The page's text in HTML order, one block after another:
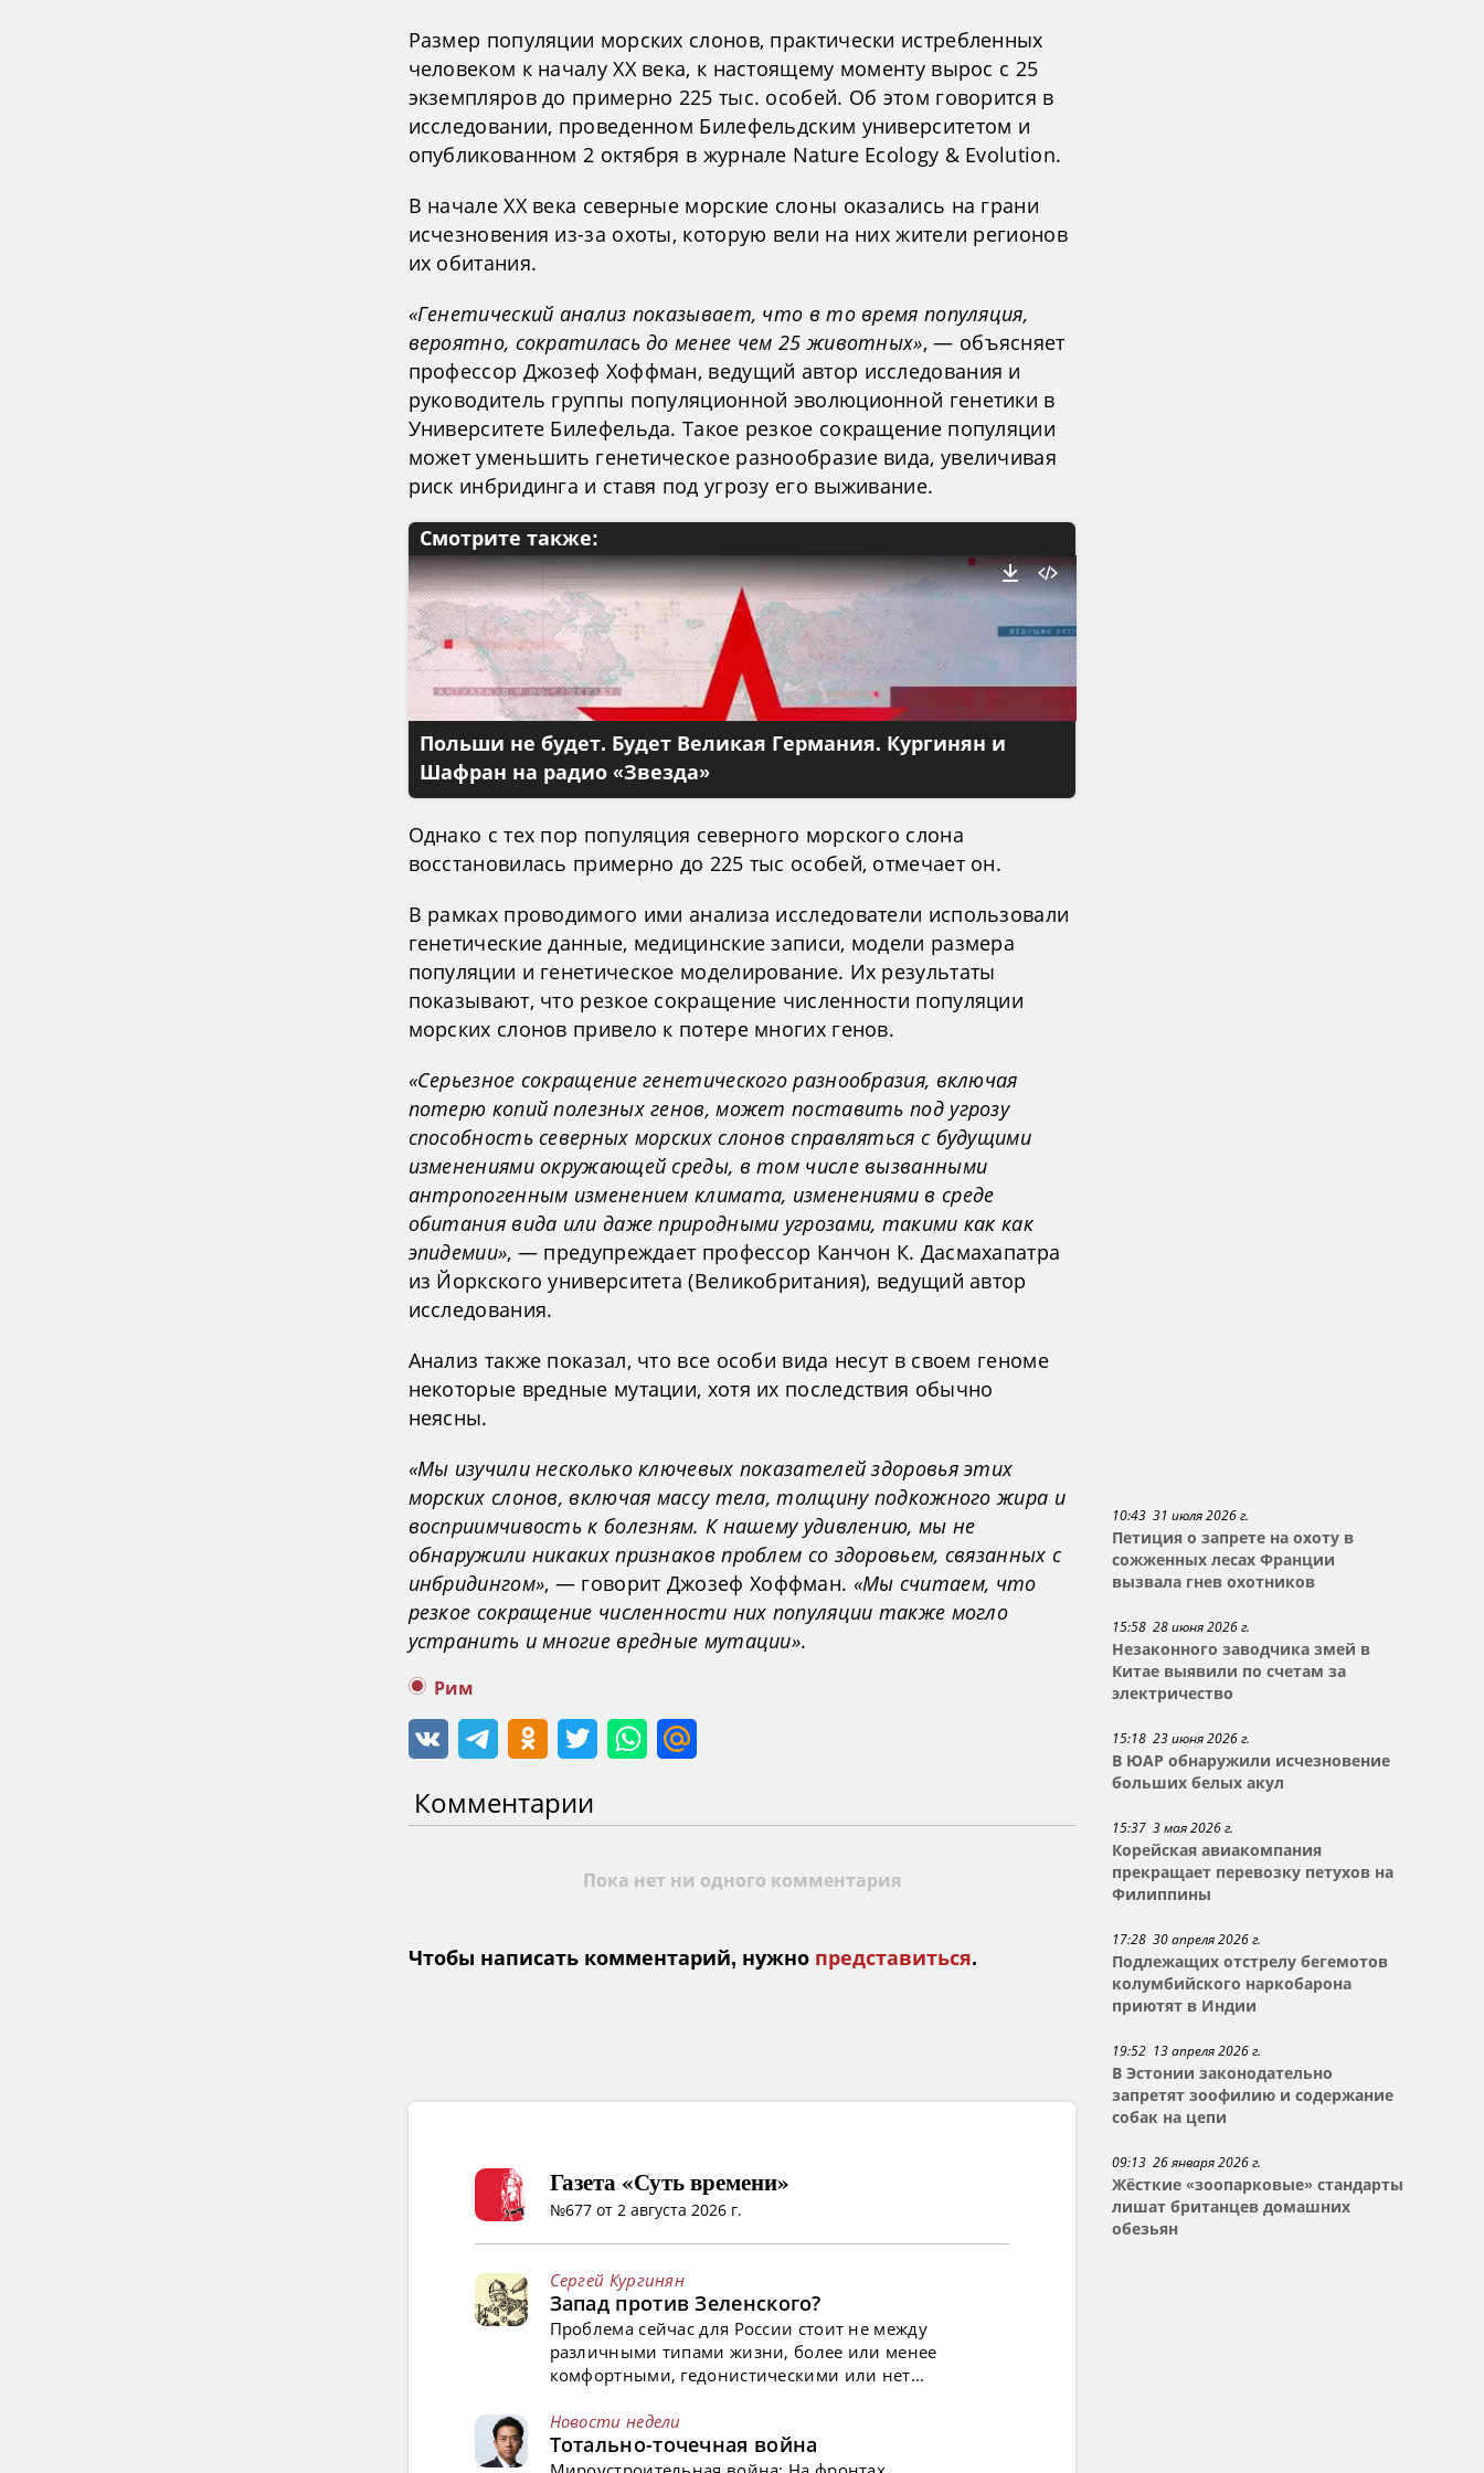
Размер популяции морских слонов, практически истребленных
человеком к началу ХХ века, к настоящему моменту вырос с 25
экземпляров до примерно 225 тыс. особей. Об этом говорится в
исследовании, проведенном Билефельдским университетом и
опубликованном 2 октября в журнале Nature Ecology & Evolution.
В начале ХХ века северные морские слоны оказались на грани
исчезновения из-за охоты, которую вели на них жители регионов
их обитания.
«Генетический анализ показывает, что в то время популяция,
вероятно, сократилась до менее чем 25 животных», — объясняет
профессор Джозеф Хоффман, ведущий автор исследования и
руководитель группы популяционной эволюционной генетики в
Университете Билефельда. Такое резкое сокращение популяции
может уменьшить генетическое разнообразие вида, увеличивая
риск инбридинга и ставя под угрозу его выживание.
Смотрите также:
Польши не будет. Будет Великая Германия. Кургинян и
Шафран на радио «Звезда»
Однако с тех пор популяция северного морского слона
восстановилась примерно до 225 тыс особей, отмечает он.
В рамках проводимого ими анализа исследователи использовали
генетические данные, медицинские записи, модели размера
популяции и генетическое моделирование. Их результаты
показывают, что резкое сокращение численности популяции
морских слонов привело к потере многих генов.
«Серьезное сокращение генетического разнообразия, включая
потерю копий полезных генов, может поставить под угрозу
способность северных морских слонов справляться с будущими
изменениями окружающей среды, в том числе вызванными
антропогенным изменением климата, изменениями в среде
обитания вида или даже природными угрозами, такими как как
эпидемии», — предупреждает профессор Канчон К. Дасмахапатра
из Йоркского университета (Великобритания), ведущий автор
исследования.
Анализ также показал, что все особи вида несут в своем геноме
некоторые вредные мутации, хотя их последствия обычно
неясны.
«Мы изучили несколько ключевых показателей здоровья этих
морских слонов, включая массу тела, толщину подкожного жира и
восприимчивость к болезням. К нашему удивлению, мы не
обнаружили никаких признаков проблем со здоровьем, связанных с
инбридингом», — говорит Джозеф Хоффман. «Мы считаем, что
резкое сокращение численности них популяции также могло
устранить и многие вредные мутации».
Рим
Комментарии
Пока нет ни одного комментария
Чтобы написать комментарий, нужно представиться.
10:43 31 июля 2026 г.
Петиция о запрете на охоту в
сожженных лесах Франции
вызвала гнев охотников
15:58 28 июня 2026 г.
Незаконного заводчика змей в
Китае выявили по счетам за
электричество
15:18 23 июня 2026 г.
В ЮАР обнаружили исчезновение
больших белых акул
15:37 3 мая 2026 г.
Корейская авиакомпания
прекращает перевозку петухов на
Филиппины
17:28 30 апреля 2026 г.
Подлежащих отстрелу бегемотов
колумбийского наркобарона
приютят в Индии
19:52 13 апреля 2026 г.
В Эстонии законодательно
запретят зоофилию и содержание
собак на цепи
09:13 26 января 2026 г.
Жёсткие «зоопарковые» стандарты
лишат британцев домашних
обезьян
Газета «Суть времени»
№677 от 2 августа 2026 г.
Сергей Кургинян
Запад против Зеленского?
Проблема сейчас для России стоит не между
различными типами жизни, более или менее
комфортными, гедонистическими или нет...
Новости недели
Тотально-точечная война